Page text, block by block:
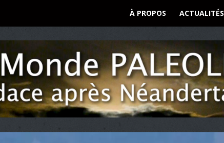
À PROPOS ACTUALITÉS